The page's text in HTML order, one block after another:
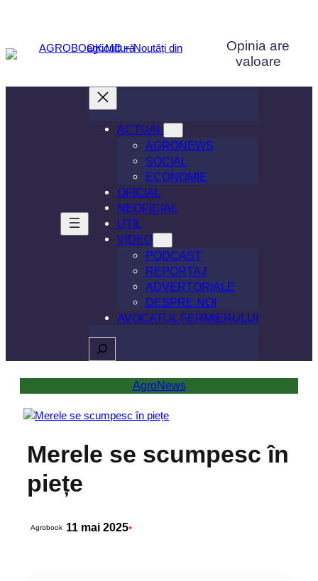
conținut
Opinia are
valoare
ACTUAL
AGRONEWS
SOCIAL
ECONOMIE
OFICIAL
NEOFICIAL
UTIL
VIDEO
PODCAST
REPORTAJ
ADVERTORIALE
DESPRE NOI
AVOCATUL FERMIERULUI
Caută
AgroNews
Merele se scumpesc în
piețe
Agrobook 11 mai 2025•